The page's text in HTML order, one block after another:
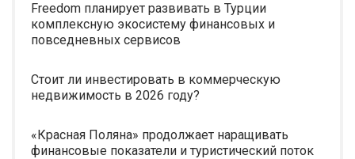
Freedom планирует развивать в Турции
комплексную экосистему финансовых и
повседневных сервисов
Стоит ли инвестировать в коммерческую
недвижимость в 2026 году?
«Красная Поляна» продолжает наращивать
финансовые показатели и туристический поток